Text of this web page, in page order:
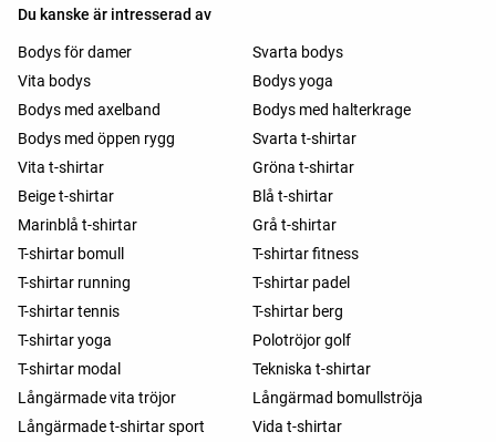
Du kanske är intresserad av
Bodys för damer
Svarta bodys
Vita bodys
Bodys yoga
Bodys med axelband
Bodys med halterkrage
Bodys med öppen rygg
Svarta t-shirtar
Vita t-shirtar
Gröna t-shirtar
Beige t-shirtar
Blå t-shirtar
Marinblå t-shirtar
Grå t-shirtar
T-shirtar bomull
T-shirtar fitness
T-shirtar running
T-shirtar padel
T-shirtar tennis
T-shirtar berg
T-shirtar yoga
Polotröjor golf
T-shirtar modal
Tekniska t-shirtar
Långärmade vita tröjor
Långärmad bomullströja
Långärmade t-shirtar sport
Vida t-shirtar